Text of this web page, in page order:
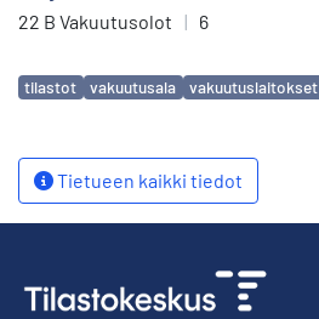
22 B Vakuutusolot | 6
Avainsanat
tilastot vakuutusala vakuutuslaitokset
Tietueen kaikki tiedot